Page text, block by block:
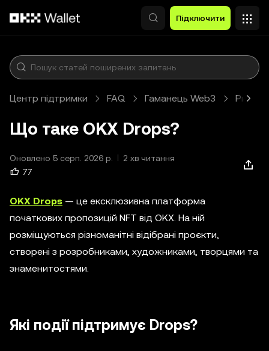
Підключити
Центр підтримки FAQ Гаманець Web3 Ринок
Що таке OKX Drops?
Оновлено 5 серп. 2026 р.
2 хв читання
77
OKX Drops — це ексклюзивна платформа
початкових пропозицій NFT від OKX. На ній
розміщуються різноманітні відібрані проєкти,
створені з розробниками, художниками, творцями та
знаменитостями.
Які події підтримує Drops?